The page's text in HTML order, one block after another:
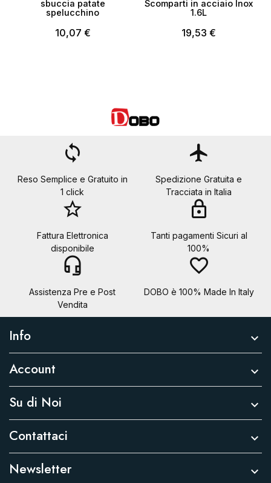
sbuccia patate
spelucchino
10,07 €
Scomparti in acciaio Inox
1.6L
19,53 €
loop
Reso Semplice e Gratuito in
1 click
flight
Spedizione Gratuita e
Tracciata in Italia
star_border
Fattura Elettronica
disponibile
lock
Tanti pagamenti Sicuri al
100%
headset_mic
Assistenza Pre e Post
Vendita
favorite_border
DOBO è 100% Made In Italy
Info 
Account 
Su di Noi 
Contattaci 
Newsletter 